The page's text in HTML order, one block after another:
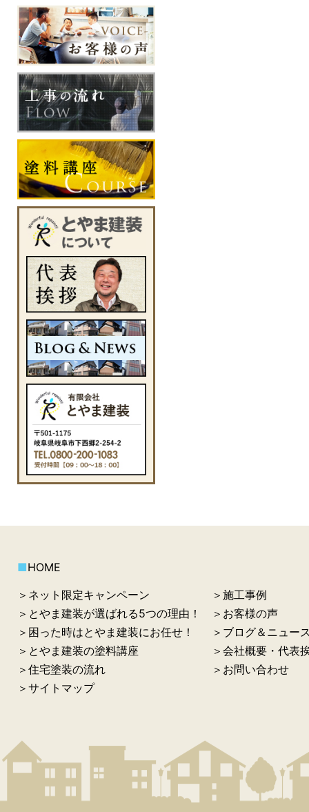
■HOME
＞ネット限定キャンペーン
＞とやま建装が選ばれる5つの理由！
＞困った時はとやま建装にお任せ！
＞とやま建装の塗料講座
＞住宅塗装の流れ
＞サイトマップ
＞施工事例
＞お客様の声
＞ブログ＆ニュー
＞会社概要・代表
＞お問い合わせ